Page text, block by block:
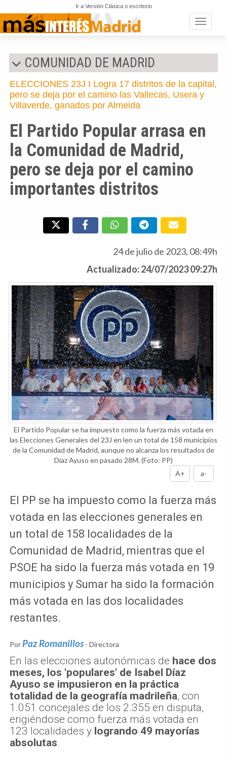
Ir a Versión Clásica o escritorio
Toggle
COMUNIDAD DE MADRID
ELECCIONES 23J I Logra 17 distritos de la capital,
pero se deja por el camino las Vallecas, Usera y
Villaverde, ganados por Almeida
El Partido Popular arrasa en
la Comunidad de Madrid,
pero se deja por el camino
importantes distritos
24 de julio de 2023, 08:49h
Actualizado: 24/07/2023 09:27h
El Partido Popular se ha impuesto como la fuerza más votada en
las Elecciones Generales del 23J en len un total de 158 municipios
de la Comunidad de Madrid, aunque no alcanza los resultados de
Díaz Ayuso en pasado 28M.(Foto: PP)
A+
a-
El PP se ha impuesto como la fuerza más
votada en las elecciones generales en
un total de 158 localidades de la
Comunidad de Madrid, mientras que el
PSOE ha sido la fuerza más votada en 19
municipios y Sumar ha sido la formación
más votada en las dos localidades
restantes.
Por Paz Romanillos - Directora
En las elecciones autonómicas de hace dos
meses, los 'populares' de Isabel Díaz
Ayuso se impusieron en la práctica
totalidad de la geografía madrileña, con
1.051 concejales de los 2.355 en disputa,
erigiéndose como fuerza más votada en
123 localidades y logrando 49 mayorías
absolutas.